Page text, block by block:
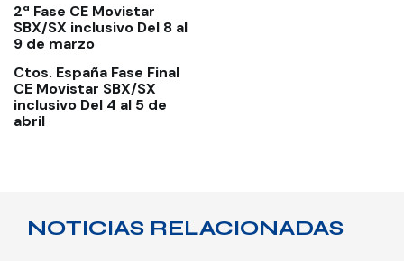
2ª Fase CE Movistar
SBX/SX inclusivo Del 8 al
9 de marzo
Ctos. España Fase Final
CE Movistar SBX/SX
inclusivo Del 4 al 5 de
abril
NOTICIAS RELACIONADAS